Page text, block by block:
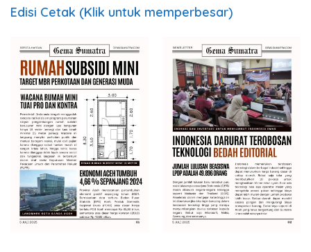
Edisi Cetak (Klik untuk memperbesar)